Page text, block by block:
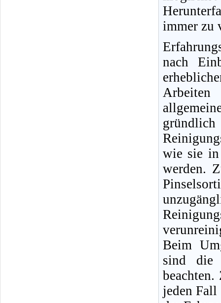
immer zu
nach
wie sie in
werden.
Beim
sind die
jeden Fall